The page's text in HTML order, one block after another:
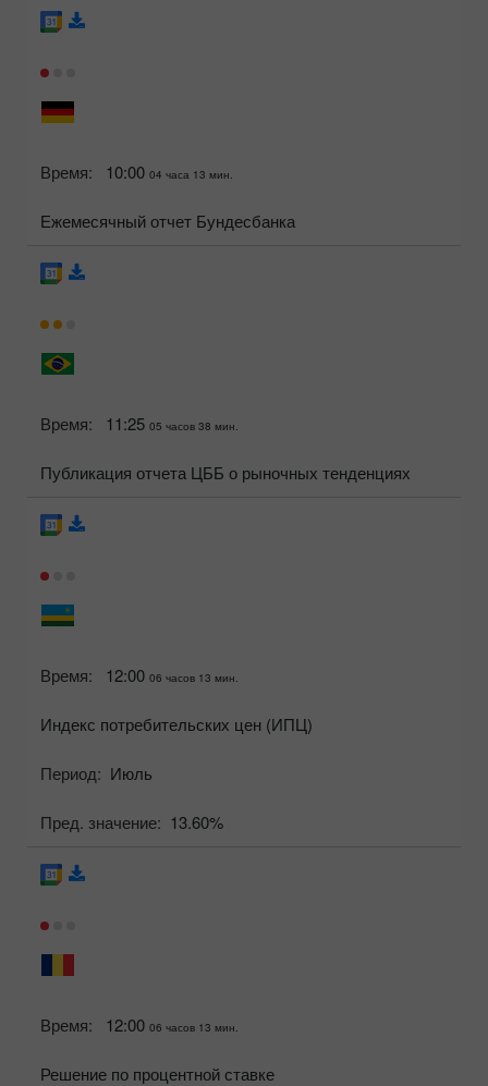
Время: 10:00 04 часа 13 мин.
Ежемесячный отчет Бундесбанка
Время: 11:25 05 часов 38 мин.
Публикация отчета ЦББ о рыночных тенденциях
Время: 12:00 06 часов 13 мин.
Индекс потребительских цен (ИПЦ)
Период: Июль
Пред. значение: 13.60%
Время: 12:00 06 часов 13 мин.
Решение по процентной ставке